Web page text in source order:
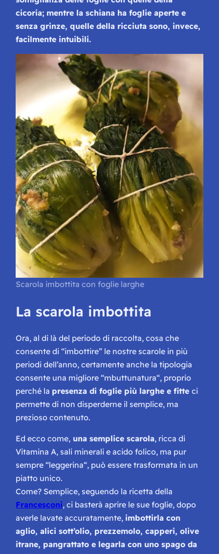
cicoria; mentre la schiana ha foglie aperte e
senza grinze, quelle della ricciuta sono, invece,
facilmente intuibili.
Scarola imbottita con foglie larghe
La scarola imbottita
Ora, al di là del periodo di raccolta, cosa che
consente di “imbottire” le nostre scarole in più
periodi dell’anno, certamente anche la tipologia
consente una migliore “mbuttunatura“, proprio
perché la presenza di foglie più larghe e fitte ci
permette di non disperderne il semplice, ma
prezioso contenuto.
Ed ecco come, una semplice scarola, ricca di
Vitamina A, sali minerali e acido folico, ma pur
sempre “leggerina“, può essere trasformata in un
piatto unico.
Come? Semplice, seguendo la ricetta della
Francesconi, ci basterà aprire le sue foglie, dopo
averle lavate accuratamente, imbottirla con
aglio, alici sott’olio, prezzemolo, capperi, olive
itrane, pangrattato e legarla con uno spago da